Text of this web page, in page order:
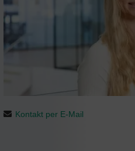
Kontakt per E-Mail